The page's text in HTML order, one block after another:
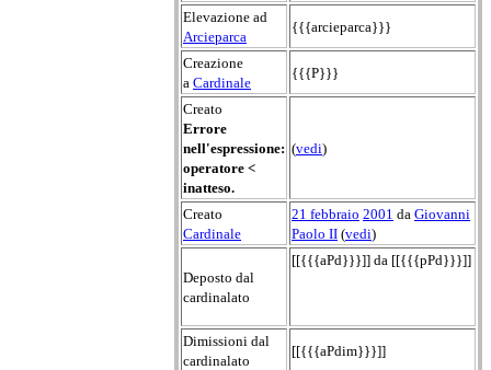
Elevazione ad
Arcieparca
{{{arcieparca}}}
Creazione
a Cardinale
{{{P}}}
Creato
Errore
nell'espressione:
operatore <
inatteso.
(vedi)
Creato
Cardinale
21 febbraio 2001 da Giovanni
Paolo II (vedi)
Deposto dal
cardinalato
[[{{{aPd}}}]] da [[{{{pPd}}}]]
Dimissioni dal
cardinalato
[[{{{aPdim}}}]]